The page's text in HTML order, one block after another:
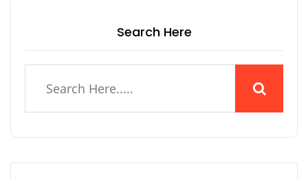
Search Here